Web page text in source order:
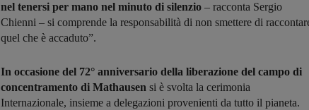
nel tenersi per mano nel minuto di silenzio – racconta Sergio
Chienni – si comprende la responsabilità di non smettere di
quel che è accaduto”.
In occasione del 72° anniversario della liberazione del campo di
concentramento di Mathausen si è svolta la cerimonia
Internazionale, insieme a delegazioni provenienti da tutto il pianeta.